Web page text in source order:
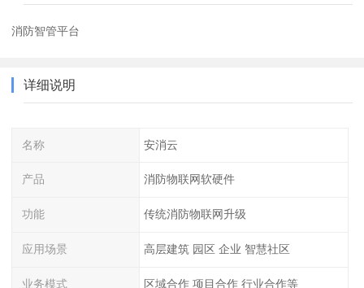
消防智管平台
详细说明
名称 安消云
产品 消防物联网软硬件
功能 传统消防物联网升级
应用场景 高层建筑 园区 企业 智慧社区
业务模式 区域合作 项目合作 行业合作等